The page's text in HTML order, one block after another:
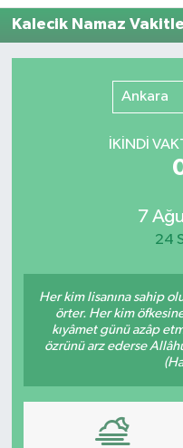
Kalecik Namaz
Ankara
İKINDI
7
24
Her kim lisanına sahip
örter. Her kim
kıyâmet günü azâp
özrünü arz ederse
Son Dakika